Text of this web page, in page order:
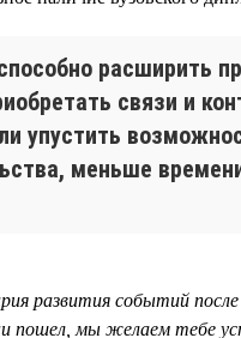
расширить
связи и
упустить
меньше
развития событий
пошел, мы желаем тебе